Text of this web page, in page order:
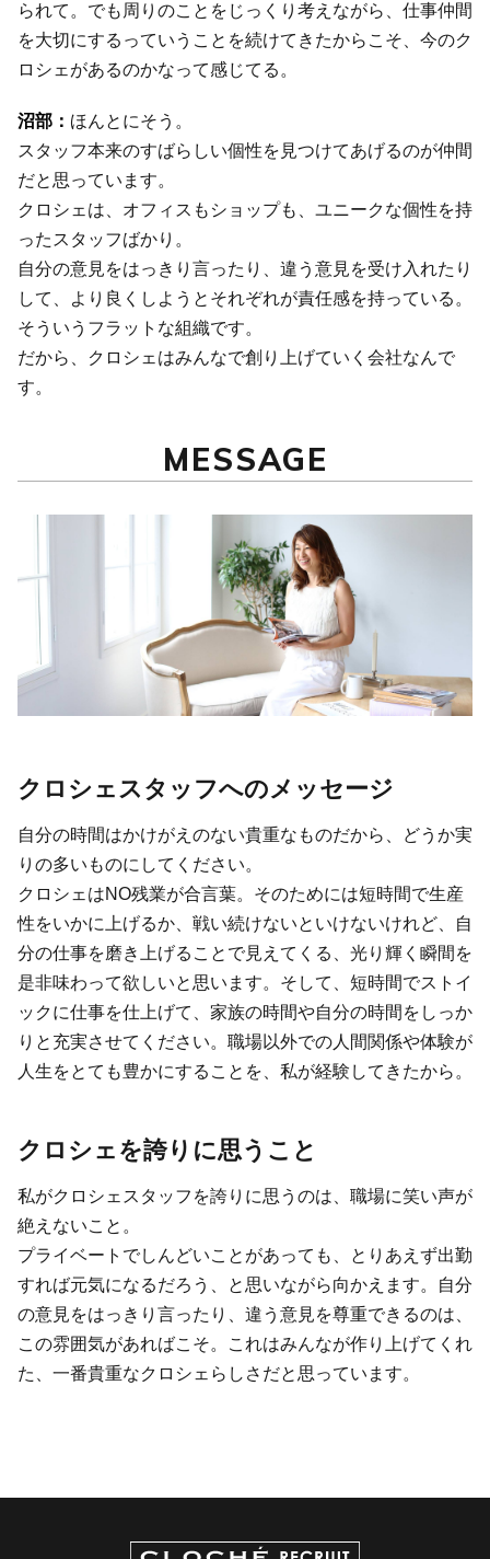
られて。でも周りのことをじっくり考えながら、仕事仲間
を大切にするっていうことを続けてきたからこそ、今のク
ロシェがあるのかなって感じてる。
ほんとにそう。
スタッフ本来のすばらしい個性を見つけてあげるのが仲間
だと思っています。
クロシェは、オフィスもショップも、ユニークな個性を持
ったスタッフばかり。
自分の意見をはっきり言ったり、違う意見を受け入れたり
して、より良くしようとそれぞれが責任感を持っている。
そういうフラットな組織です。
だから、クロシェはみんなで創り上げていく会社なんで
す。
MESSAGE
クロシェスタッフへのメッセージ
自分の時間はかけがえのない貴重なものだから、どうか実
りの多いものにしてください。
クロシェはNO残業が合言葉。そのためには短時間で生産
性をいかに上げるか、戦い続けないといけないけれど、自
分の仕事を磨き上げることで見えてくる、光り輝く瞬間を
是非味わって欲しいと思います。そして、短時間でストイ
ックに仕事を仕上げて、家族の時間や自分の時間をしっか
りと充実させてください。職場以外での人間関係や体験が
人生をとても豊かにすることを、私が経験してきたから。
クロシェを誇りに思うこと
私がクロシェスタッフを誇りに思うのは、職場に笑い声が
絶えないこと。
プライベートでしんどいことがあっても、とりあえず出勤
すれば元気になるだろう、と思いながら向かえます。自分
の意見をはっきり言ったり、違う意見を尊重できるのは、
この雰囲気があればこそ。これはみんなが作り上げてくれ
た、一番貴重なクロシェらしさだと思っています。